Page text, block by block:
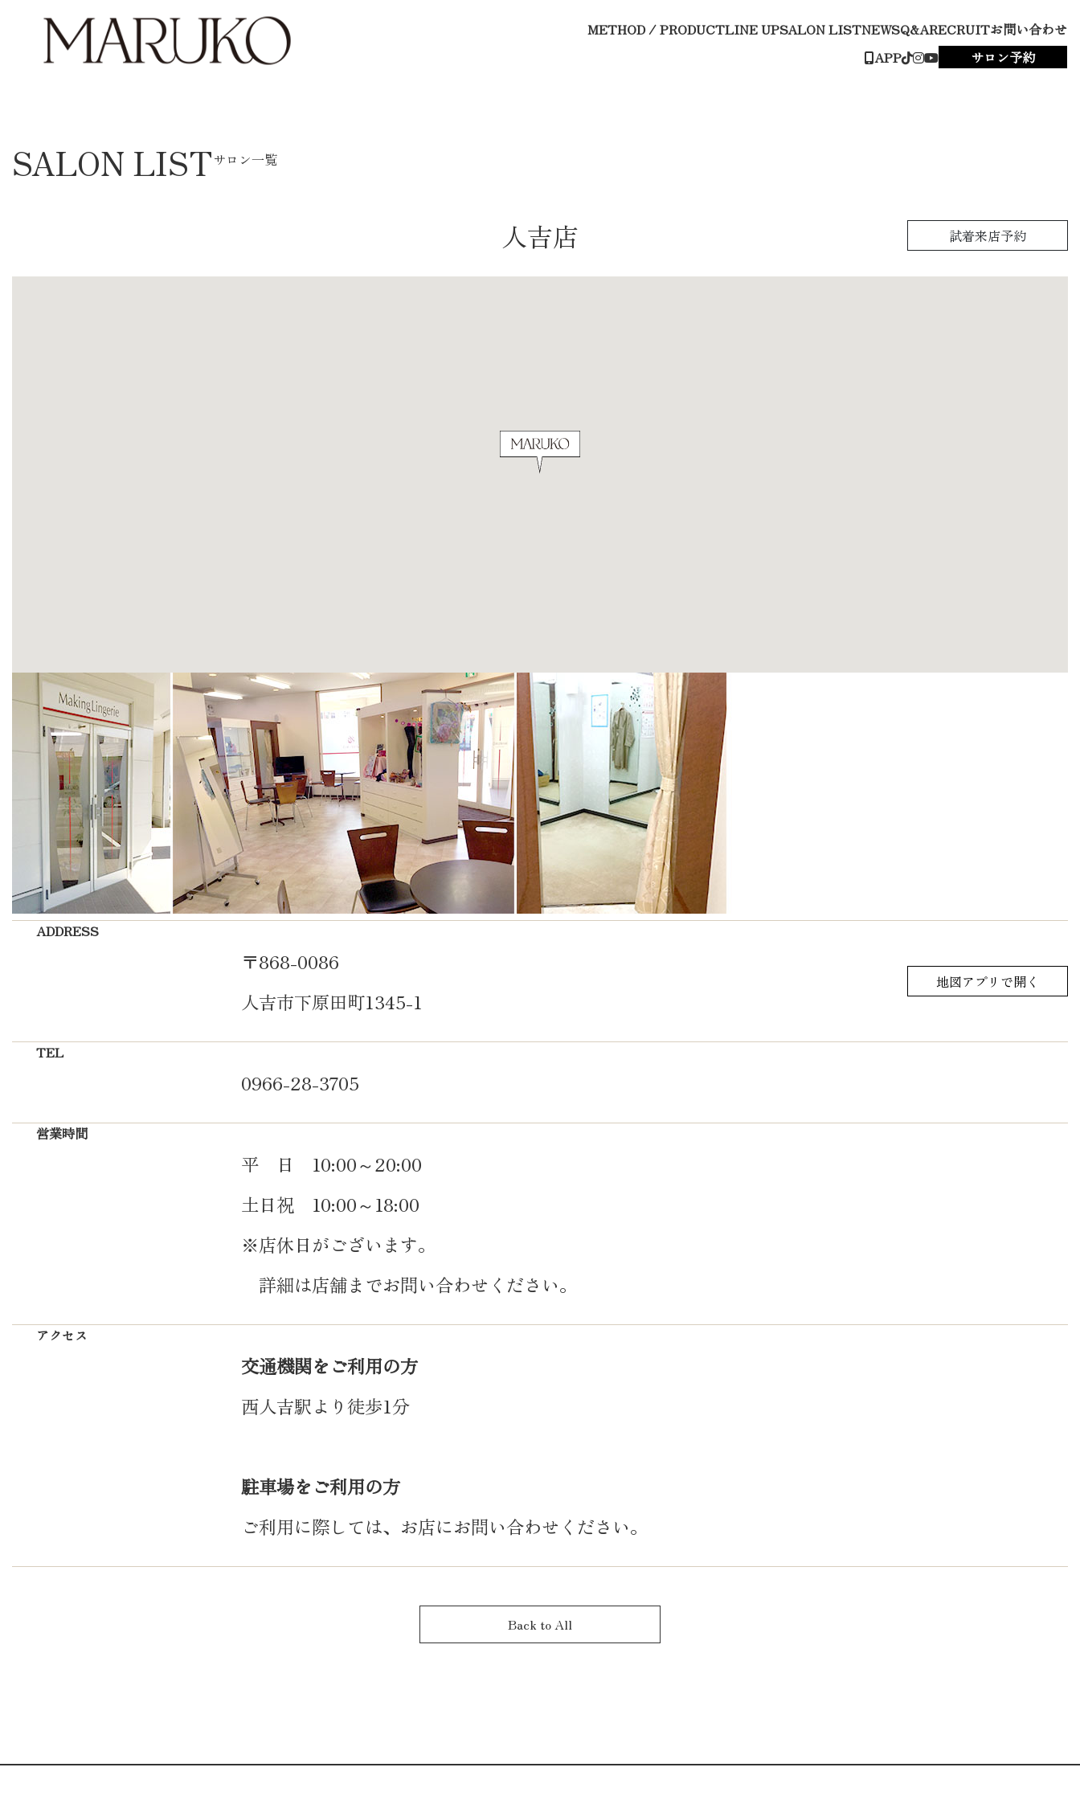
METHOD / PRODUCTLINE UPSALON LISTNEWSQ&ARECRUITお問い合わせ
APP
サロン予約
SALON LISTサロン一覧
人吉店 試着来店予約
ADDRESS
〒868-0086
人吉市下原田町1345-1
地図アプリで開く
TEL
0966-28-3705
営業時間
平 日 10:00～20:00
土日祝 10:00～18:00
※店休日がございます。
詳細は店舗までお問い合わせください。
アクセス
交通機関をご利用の方
西人吉駅より徒歩1分
駐車場をご利用の方
ご利用に際しては、お店にお問い合わせください。
Back to All